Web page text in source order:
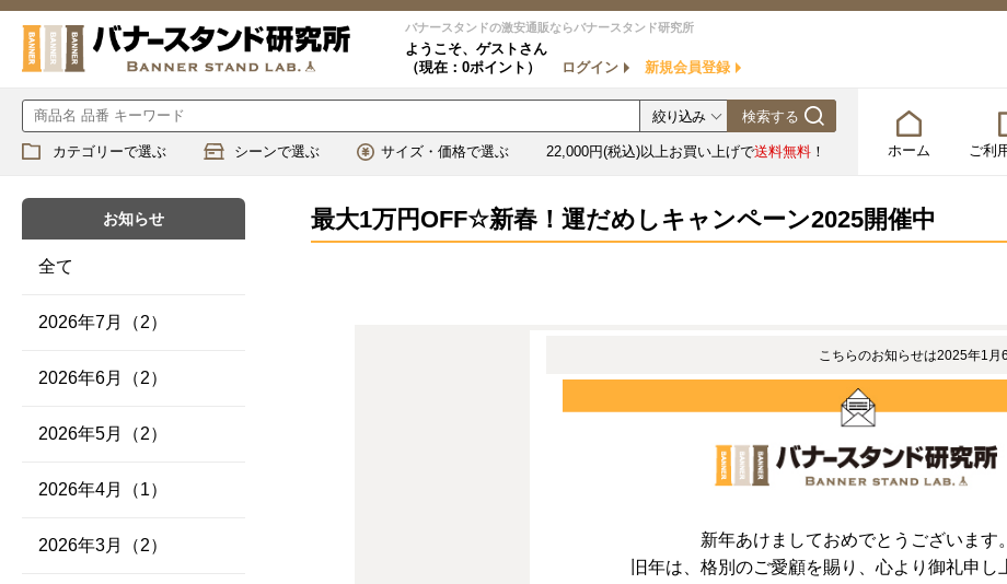
バナースタンドの激安通販ならバナースタンド研究所
ようこそ、 ゲストさん
（現在：0ポイント）
ログイン 新規会員登録
ホーム ご利
カテゴリーで選ぶ シーンで選ぶ サイズ・価格で選ぶ 22,000円(税込)以上お買い上げで送料無料 ！
最大1万円OFF☆新春！運だめしキャンペーン2025開催中
こちらのお知らせは2025年1月
新年あけましておめでとうございます。
旧年は、格別のご愛顧を賜り、心より御礼申し
お知らせ
全て
2026年7月（2）
2026年6月（2）
2026年5月（2）
2026年4月（1）
2026年3月（2）